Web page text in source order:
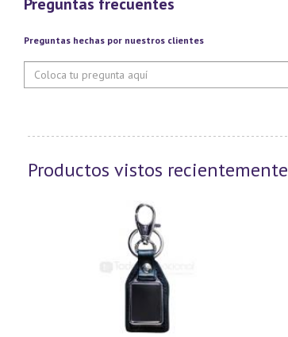
Preguntas frecuentes
Preguntas hechas por nuestros clientes
Productos vistos recientemente